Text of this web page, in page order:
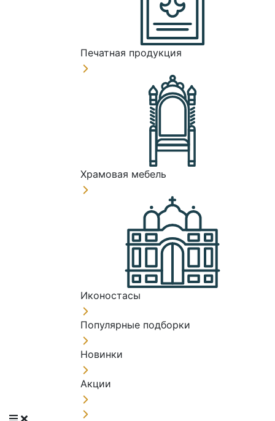
Печатная продукция
Храмовая мебель
Иконостасы
Популярные подборки
Новинки
Акции